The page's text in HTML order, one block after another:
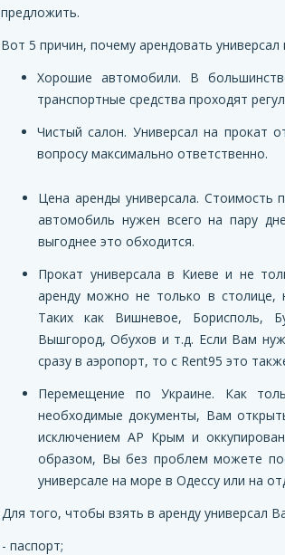
предложить.
Вот 5 причин, почему арендовать
Хорошие автомобили. В
транспортные средства проходят
Чистый салон. Универсал на прокат
вопросу максимально ответственно.
Цена аренды универсала. Стоимость
автомобиль нужен всего на пару
выгоднее это обходится.
Прокат универсала в Киеве и не
аренду можно не только в столице,
Таких как Вишневое, Борисполь,
Вышгород, Обухов и т.д. Если Вам
сразу в аэропорт, то с Rent95 это
Перемещение по Украине. Как
необходимые документы, Вам
исключением АР Крым и
образом, Вы без проблем можете
универсале на море в Одессу или на
Для того, чтобы взять в аренду универсал
- паспорт;